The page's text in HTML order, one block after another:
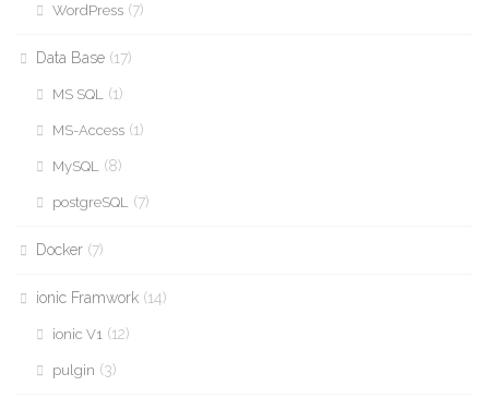
WordPress (7)
Data Base (17)
MS SQL (1)
MS-Access (1)
MySQL (8)
postgreSQL (7)
Docker (7)
ionic Framwork (14)
ionic V1 (12)
pulgin (3)